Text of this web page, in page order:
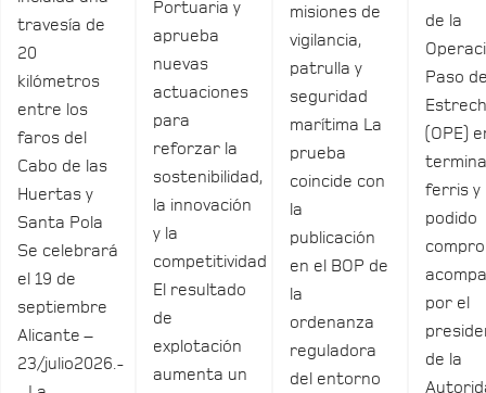
travesía de
20
kilómetros
entre los
faros del
Cabo de las
Huertas y
Santa Pola
Se celebrará
el 19 de
septiembre
Alicante –
23/julio2026.-
Portuaria y
aprueba
nuevas
actuaciones
para
reforzar la
sostenibilidad,
la innovación
y la
competitividad
El resultado
de
explotación
aumenta un
misiones de
vigilancia,
patrulla y
seguridad
marítima La
prueba
coincide con
la
publicación
en el BOP de
la
ordenanza
reguladora
del entorno
de la
Paso
(OPE)
ferris y
podido
por el
de la